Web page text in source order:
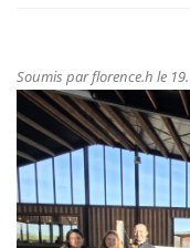
Soumis parflorence.h le